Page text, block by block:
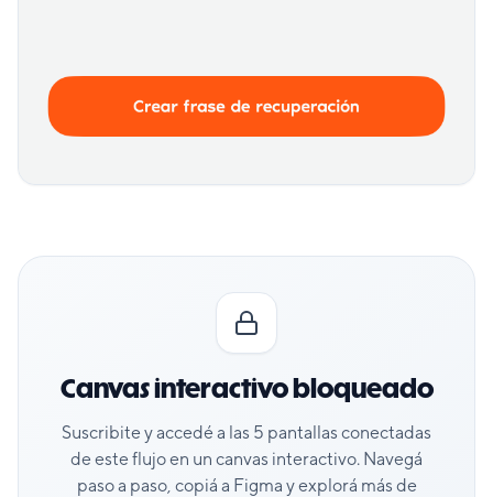
Canvas interactivo bloqueado
Suscribite y accedé a las 5 pantallas conectadas
de este flujo en un canvas interactivo. Navegá
paso a paso, copiá a Figma y explorá más de